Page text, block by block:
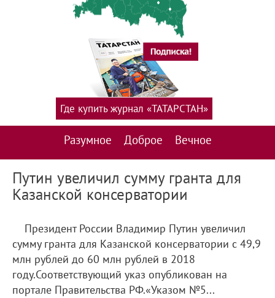
Разумное Доброе Вечное
Где купить журнал «ТАТАРСТАН»
Путин увеличил сумму гранта для
Казанской консерватории
Президент России Владимир Путин увеличил
сумму гранта для Казанской консерватории с 49,9
млн рублей до 60 млн рублей в 2018
году.Соответствующий указ опубликован на
портале Правительства РФ.«Указом №5...